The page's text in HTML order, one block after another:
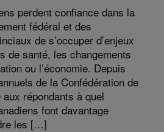
perdent confiance dans la
fédéral et des
de s’occuper d’enjeux
de santé, les changements
ou l’économie. Depuis
de la Confédération de
répondants à quel
font davantage
les […]